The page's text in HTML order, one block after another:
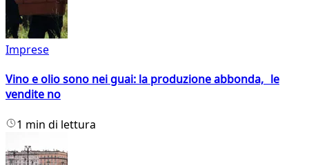
Imprese
Vino e olio sono nei guai: la produzione abbonda, le
vendite no
1 min di lettura